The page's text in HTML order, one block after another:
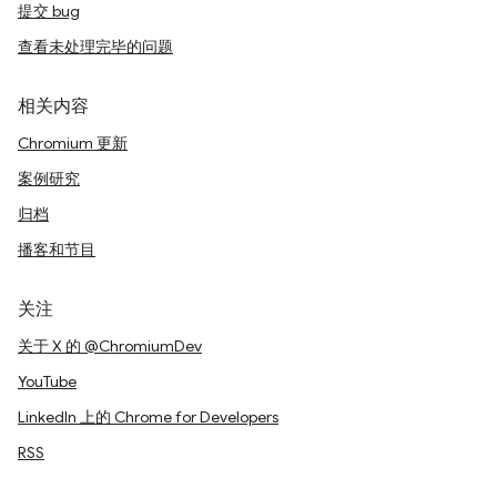
提交 bug
查看未处理完毕的问题
相关内容
Chromium 更新
案例研究
归档
播客和节目
关注
关于 X 的 @ChromiumDev
YouTube
LinkedIn 上的 Chrome for Developers
RSS